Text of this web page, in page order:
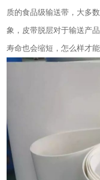
质的食品级输送带，大多
象，皮带脱层对于输送产
寿命也会缩短，怎么样才